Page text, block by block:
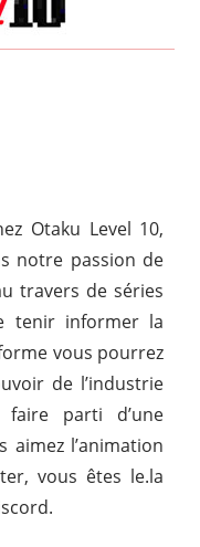
Otaku Level 10,
notre passion de
travers de séries
tenir informer la
vous pourrez
de l’industrie
faire parti d’une
aimez l’animation
vous êtes le.la